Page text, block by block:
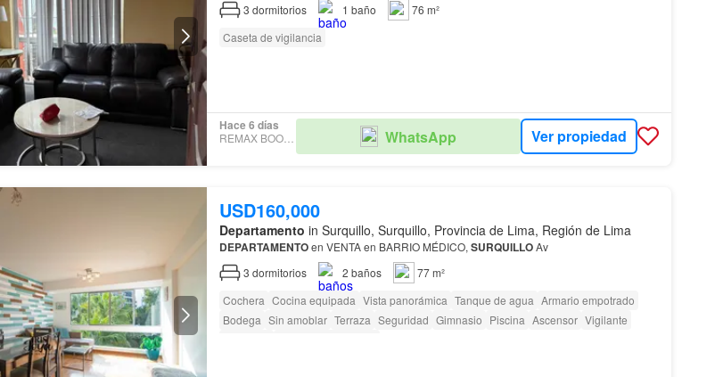
3 dormitorios 1 baño
76 m²
Caseta de vigilancia
Hace 6 días
REMAX BOOSTER WhatsApp Ver propiedad
USD160,000
Departamento in Surquillo, Surquillo, Provincia de Lima, Región de Lima
DEPARTAMENTOen VENTA en BARRIO MÉDICO, SURQUILLOAv
3 dormitorios 2 baños
77 m²
Cochera Cocina equipada Vista panorámica Tanque de agua Armario empotrado
Bodega Sin amoblar Terraza Seguridad Gimnasio Piscina Ascensor Vigilante